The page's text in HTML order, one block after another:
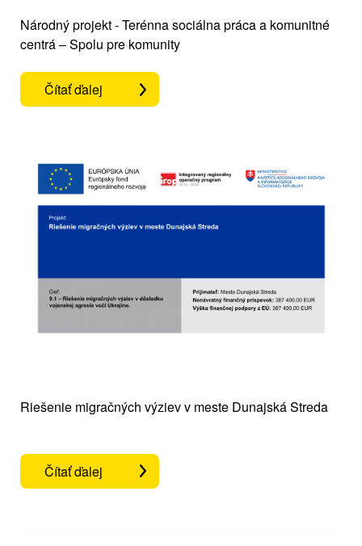
Národný projekt - Terénna sociálna práca a komunitné
centrá – Spolu pre komunity
Čítať ďalej
Riešenie migračných výziev v meste Dunajská Streda
Čítať ďalej